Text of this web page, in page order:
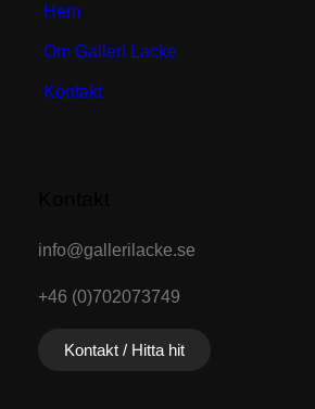
Hem
Om Galleri Lacke
Kontakt
info@gallerilacke.se
+46 (0)702073749
Kontakt / Hitta hit